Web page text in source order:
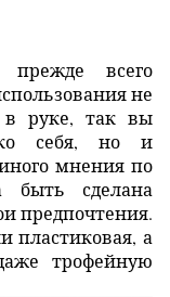
всего
не
в руке, так вы
себя, но и
мнения по
быть сделана
предпочтения.
пластиковая, а
трофейную